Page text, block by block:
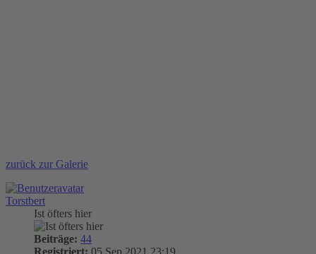
zurück zur Galerie
Torstbert
Ist öfters hier
Beiträge: 44
Registriert: 05 Sep 2021 23:19